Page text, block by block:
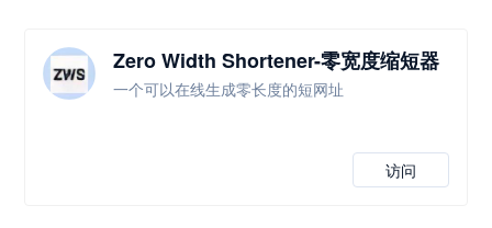
Zero Width Shortener-零宽度缩短器
一个可以在线生成零长度的短网址
访问